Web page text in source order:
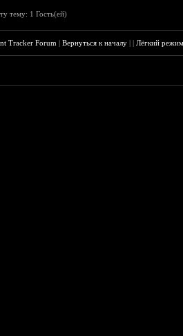
тему: 1 Гость(ей)
Tracker Forum |Вернуться к началу ||Лёгкий